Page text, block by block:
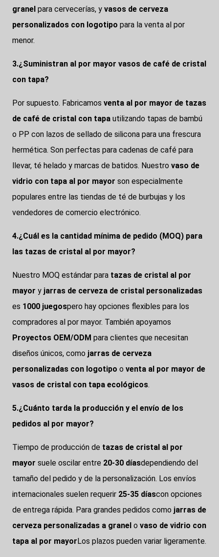
granel para cervecerías, y vasos de cerveza
personalizados con logotipo para la venta al por
menor.
3.¿Suministran al por mayor vasos de café de cristal
con tapa?
Por supuesto. Fabricamos venta al por mayor de tazas
de café de cristal con tapa utilizando tapas de bambú
o PP con lazos de sellado de silicona para una frescura
hermética. Son perfectas para cadenas de café para
llevar, té helado y marcas de batidos. Nuestro vaso de
vidrio con tapa al por mayor son especialmente
populares entre las tiendas de té de burbujas y los
vendedores de comercio electrónico.
4.¿Cuál es la cantidad mínima de pedido (MOQ) para
las tazas de cristal al por mayor?
Nuestro MOQ estándar para tazas de cristal al por
mayor y jarras de cerveza de cristal personalizadas
es 1000 juegospero hay opciones flexibles para los
compradores al por mayor. También apoyamos
Proyectos OEM/ODM para clientes que necesitan
diseños únicos, como jarras de cerveza
personalizadas con logotipo o venta al por mayor de
vasos de cristal con tapa ecológicos.
5.¿Cuánto tarda la producción y el envío de los
pedidos al por mayor?
Tiempo de producción de tazas de cristal al por
mayor suele oscilar entre 20-30 díasdependiendo del
tamaño del pedido y de la personalización. Los envíos
internacionales suelen requerir 25-35 díascon opciones
de entrega rápida. Para grandes pedidos como jarras de
cerveza personalizadas a granel o vaso de vidrio con
tapa al por mayor Los plazos pueden variar ligeramente.